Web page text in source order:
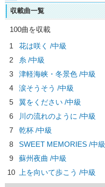
収載曲一覧
100曲を収載
1
花は咲く /中級
2
糸 /中級
3
津軽海峡・冬景色 /中級
4
涙そうそう /中級
5
翼をください /中級
6
川の流れのように /中級
7
乾杯 /中級
8
SWEET MEMORIES /中級
9
蘇州夜曲 /中級
10
上を向いて歩こう /中級